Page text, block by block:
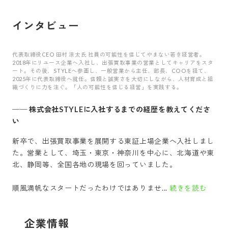
インタビュー
代表取締役CEO 田村 涼太氏 社員の可能性を信じてやまない若き経営者。
2018年にリユース企業へ入社し、出張買取事業の営業としてキャリアをスタ
ート。その後、STYLEへ参画し、一般営業から主任、部長、COOを経て、
2025年に代表取締役へ就任。信頼と誠実さを大切にしながら、人材育成と組
織づくりに力を注ぐ。「人の可能性を信じる経営」を実践する。
──株式会社STYLEに入社するまでの経歴を教えてくださ
い
新卒で、出張買取事業を展開する東証上場企業へ入社しまし
た。営業として、埼玉・東京・神奈川を中心に、北海道や東
北、静岡等、全国各地の現場を回っていました。
順風満帆なスタートだったわけではありませ... 続きを読む
企業情報